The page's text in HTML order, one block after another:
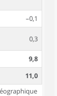
–0,1
0,3
9,8
11,0